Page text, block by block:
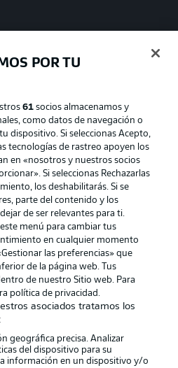
Aviso legal
Declaracion de privacidad
Trabajos
Condiciones de uso
Contacto
POR TU
61 socios almacenamos y
como datos de navegación o
dispositivo. Si seleccionas Acepto,
tecnologías de rastreo apoyen los
en «nosotros y nuestros socios
Si seleccionas Rechazarlas
los deshabilitarás. Si se
parte del contenido y los
de ser relevantes para ti.
menú para cambiar tus
en cualquier momento
las preferencias» que
de la página web. Tus
de nuestro Sitio web. Para
política de privacidad.
asociados tratamos los
geográfica precisa. Analizar
del dispositivo para su
información en un dispositivo y/o